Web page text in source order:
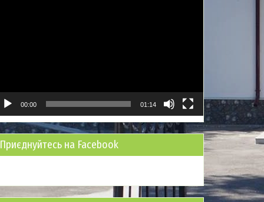
00:00 01:14
Приєднуйтесь на Facebook